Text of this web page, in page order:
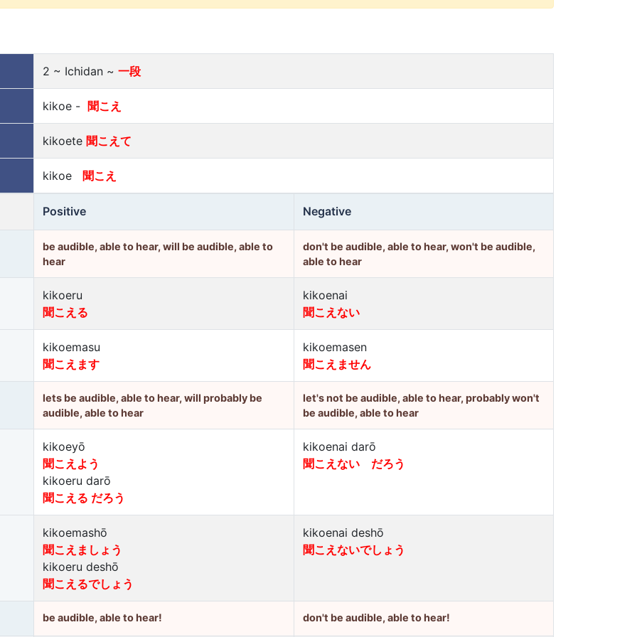
2 ~ Ichidan ~ 一段
kikoe - 聞こえ
kikoete 聞こえて
kikoe 聞こえ
Positive Negative
be audible, able to hear, will be audible, able to
hear
don't be audible, able to hear, won't be audible,
able to hear
kikoeru
聞こえる
kikoenai
聞こえない
kikoemasu
聞こえます
kikoemasen
聞こえません
lets be audible, able to hear, will probably be
audible, able to hear
let's not be audible, able to hear, probably won't
be audible, able to hear
kikoeyō
聞こえよう
kikoeru darō
聞こえる だろう
kikoenai darō
聞こえない だろう
kikoemashō
聞こえましょう
kikoeru deshō
聞こえるでしょう
kikoenai deshō
聞こえないでしょう
be audible, able to hear! don't be audible, able to hear!